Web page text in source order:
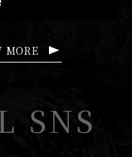
MORE
SNS